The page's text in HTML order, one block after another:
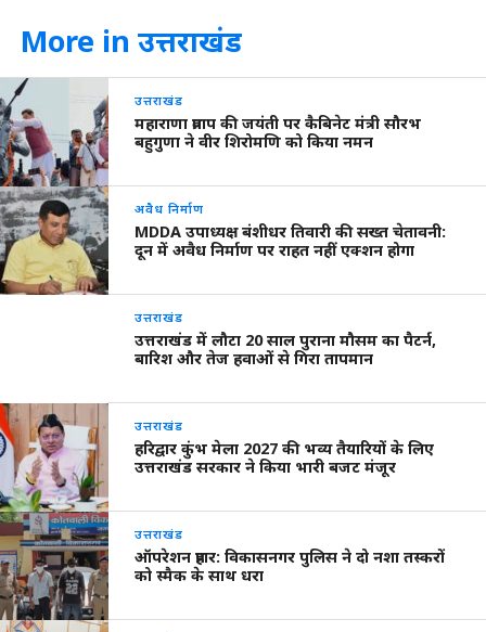
More in उत्तराखंड
उत्तराखंड
महाराणा प्रताप की जयंती पर कैबिनेट मंत्री सौरभ
बहुगुणा ने वीर शिरोमणि को किया नमन
अवैध निर्माण
MDDA उपाध्यक्ष बंशीधर तिवारी की सख्त चेतावनी:
दून में अवैध निर्माण पर राहत नहीं एक्शन होगा
उत्तराखंड
उत्तराखंड में लौटा 20 साल पुराना मौसम का पैटर्न,
बारिश और तेज हवाओं से गिरा तापमान
उत्तराखंड
हरिद्वार कुंभ मेला 2027 की भव्य तैयारियों के लिए
उत्तराखंड सरकार ने किया भारी बजट मंजूर
उत्तराखंड
ऑपरेशन प्रहार: विकासनगर पुलिस ने दो नशा तस्करों
को स्मैक के साथ धरा